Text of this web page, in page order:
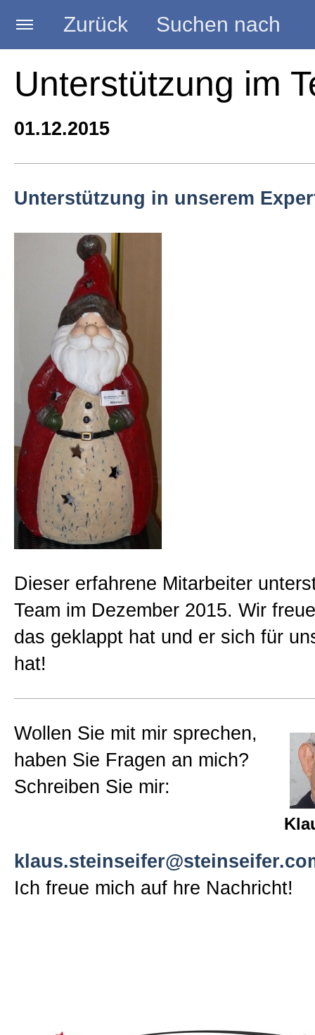
Zurück Suchen nach
Startseite
BLOG HANDWERK
Seminare
Vorträge
Beratungen
Bücher
Presse-Lounge
Kontakt
Newsletter
Allgemein
Sitemap
Unterstützung im
01.12.2015
Unterstützung in unserem
Dieser erfahrene Mitarbeiter
Team im Dezember 2015. Wir
das geklappt hat und er sich für
hat!
Wollen Sie mit mir sprechen,
haben Sie Fragen an mich?
Schreiben Sie mir:
Ich freue mich auf hre Nachricht!